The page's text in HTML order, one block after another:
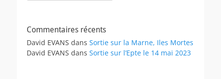
Commentaires récents
David EVANS dans Sortie sur la Marne, Iles Mortes
David EVANS dans Sortie sur l’Epte le 14 mai 2023